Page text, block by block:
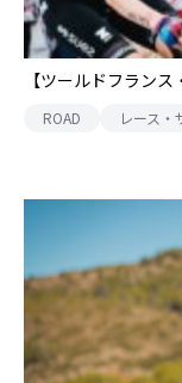
【ツールドフラン
ROAD レース・